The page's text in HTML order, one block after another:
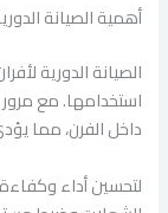
أهمية الصيانة
الصيانة الدورية
استخدامها. مع
داخل الفرن، مما
لتحسين أداء